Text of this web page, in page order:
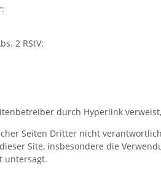
2 RStV:
durch Hyperlink
Seiten Dritter nicht
Site, insbesondere die
untersagt.